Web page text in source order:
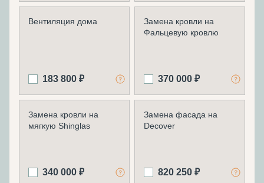
Вентиляция дома
183 800 ₽
Замена кровли на
Фальцевую кровлю
370 000 ₽
Замена кровли на
мягкую Shinglas
340 000 ₽
Замена фасада на
Decover
820 250 ₽